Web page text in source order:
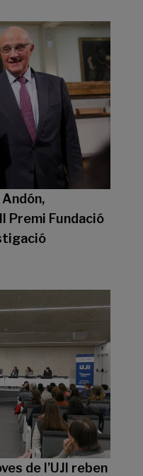
Premi Fundació
de l’UJI reben